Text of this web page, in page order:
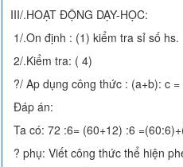
III/.HOẠT ĐỘNG DẠY-HỌC:
1/.On định : (1) kiểm tra sỉ số hs.
2/.Kiểm tra: ( 4)
?/ Ap dụng công thức : (a+b): c
Đáp án:
Ta có: 72 :6= (60+12) :6
? phụ: Viết công thức thể hiện